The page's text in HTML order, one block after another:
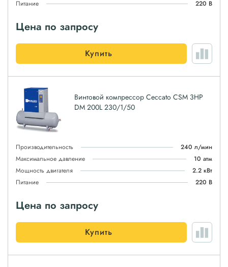
Питание
220 В
Цена по запросу
Купить
Винтовой компрессор Ceccato CSM 3HP
DM 200L 230/1/50
Производительность
240 л/мин
Максимальное давление
10 атм
Мощность двигателя
2.2 кВт
Питание
220 В
Цена по запросу
Купить